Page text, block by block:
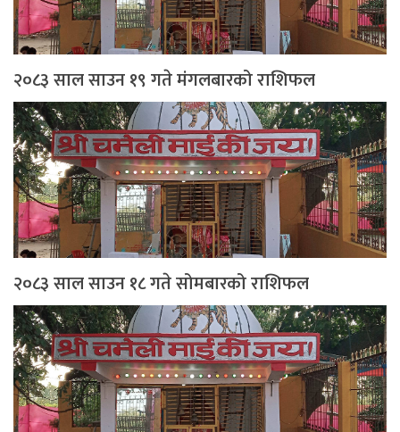
२०८३ साल साउन १९ गते मंगलबारको राशिफल
२०८३ साल साउन १८ गते सोमबारको राशिफल